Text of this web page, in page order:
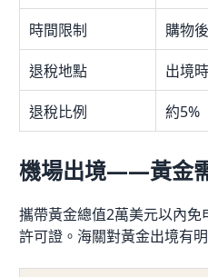
時間限制 購物
退稅地點 出境
退稅比例 約5%
機場出境——黃金
攜帶黃金總值2萬美元以內
許可證。海關對黃金出境有明